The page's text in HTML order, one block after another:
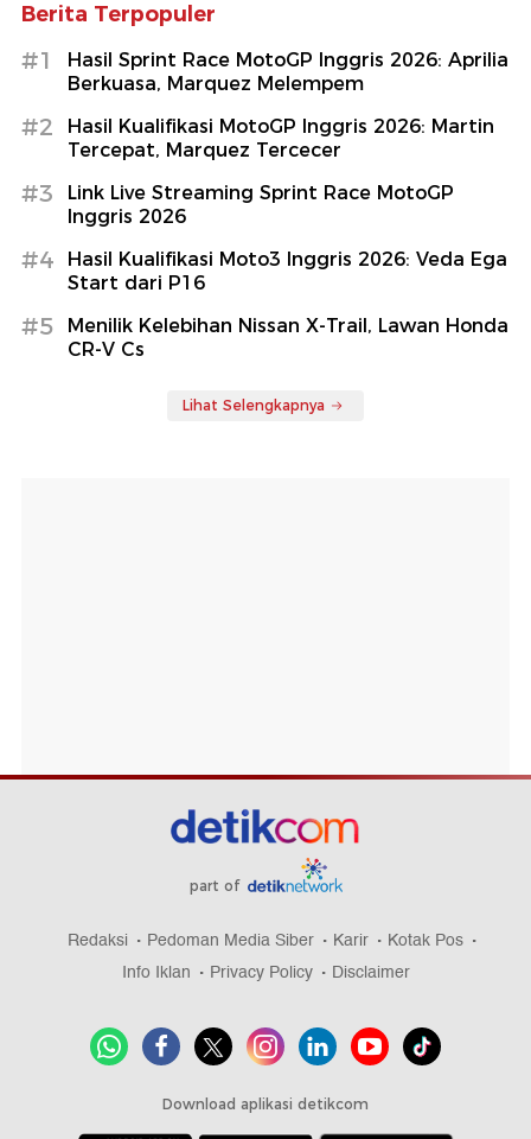
Berita Terpopuler
#1
Hasil Sprint Race MotoGP Inggris 2026: Aprilia
Berkuasa, Marquez Melempem
#2
Hasil Kualifikasi MotoGP Inggris 2026: Martin
Tercepat, Marquez Tercecer
#3
Link Live Streaming Sprint Race MotoGP
Inggris 2026
#4
Hasil Kualifikasi Moto3 Inggris 2026: Veda Ega
Start dari P16
#5
Menilik Kelebihan Nissan X-Trail, Lawan Honda
CR-V Cs
Lihat Selengkapnya
part of
Redaksi Pedoman Media Siber Karir
Kotak Pos
Info Iklan
Privacy Policy Disclaimer
Download aplikasi detikcom